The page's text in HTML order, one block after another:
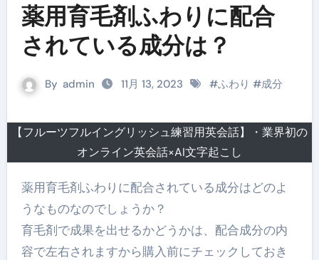
薬用育毛剤ふわりに配合
されている成分は？
By admin 11月 13, 2023 #ふわり #成分
【フルーツフルイングリッシュ練習用英会話】・業界初の
オンライン英会話×AI文字起こし
薬用育毛剤ふわりに配合されている成分はどのよ
うなものなのでしょうか？
育毛剤で成果を出せるかどうかは、配合成分の内
容で左右されますから購入前にチェックしておき